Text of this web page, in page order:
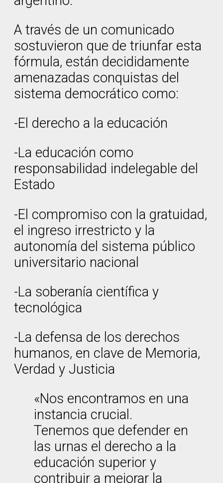
A través de un comunicado
sostuvieron que de triunfar esta
fórmula, están decididamente
amenazadas conquistas del
sistema democrático como:
-El derecho a la educación
-La educación como
responsabilidad indelegable del
Estado
-El compromiso con la gratuidad,
el ingreso irrestricto y la
autonomía del sistema público
universitario nacional
-La soberanía científica y
tecnológica
-La defensa de los derechos
humanos, en clave de Memoria,
Verdad y Justicia
«Nos encontramos en una
instancia crucial.
Tenemos que defender en
las urnas el derecho a la
educación superior y
contribuir a mejorar la